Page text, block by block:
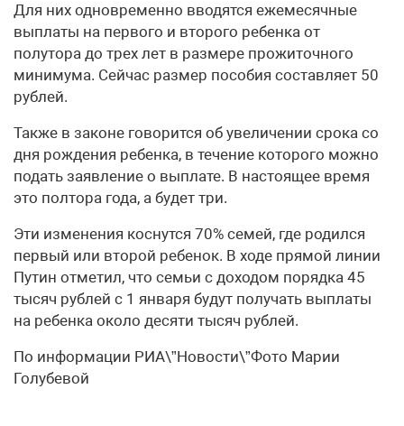
Для них одновременно вводятся ежемесячные
выплаты на первого и второго ребенка от
полутора до трех лет в размере прожиточного
минимума. Сейчас размер пособия составляет 50
рублей.
Также в законе говорится об увеличении срока со
дня рождения ребенка, в течение которого можно
подать заявление о выплате. В настоящее время
это полтора года, а будет три.
Эти изменения коснутся 70% семей, где родился
первый или второй ребенок. В ходе прямой линии
Путин отметил, что семьи с доходом порядка 45
тысяч рублей с 1 января будут получать выплаты
на ребенка около десяти тысяч рублей.
По информации РИА\”Новости\”Фото Марии
Голубевой